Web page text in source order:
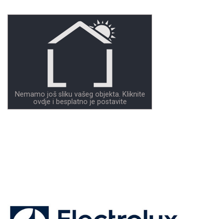
Nemamo još sliku vašeg objekta. Kliknite
ovdje i besplatno je postavite